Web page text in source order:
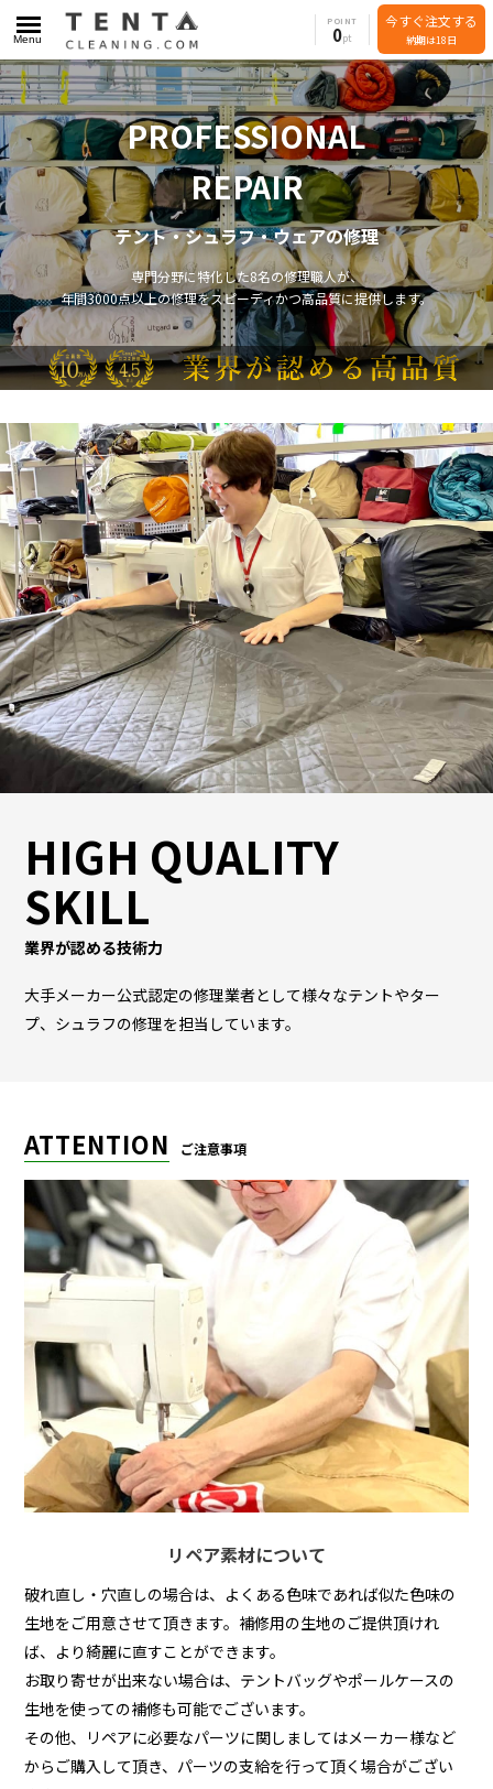
POINT
0
今すぐ注文する
納期は18日
Menu
PROFESSIONAL
REPAIR
テント・シュラフ・ウェアの修理
専門分野に特化した8名の修理職人が、
年間3000点以上の修理をスピーディかつ高品質に提供します。
HIGH QUALITY
SKILL
業界が認める技術力
大手メーカー公式認定の修理業者として様々なテントやター
プ、シュラフの修理を担当しています。
ATTENTION ご注意事項
リペア素材について
破れ直し・穴直しの場合は、よくある色味であれば似た色味の
生地をご用意させて頂きます。補修用の生地のご提供頂けれ
ば、より綺麗に直すことができます。
お取り寄せが出来ない場合は、テントバッグやポールケースの
生地を使っての補修も可能でございます。
その他、リペアに必要なパーツに関しましてはメーカー様など
からご購入して頂き、パーツの支給を行って頂く場合がござい